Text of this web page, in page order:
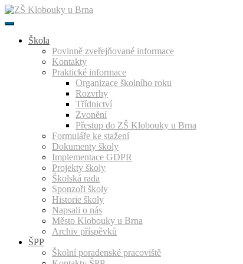
Přeskočit
k
Škola
Povinně zveřejňované informace
Kontakty
Praktické informace
Organizace školního roku
Rozvrhy
Třídnictví
Zvonění
Přestup do ZŠ Klobouky u Brna
Formuláře ke stažení
Dokumenty školy
Implementace GDPR
Projekty školy
Školská rada
Sponzoři školy
Historie školy
Napsali o nás
Město Klobouky u Brna
Archiv příspěvků
ŠPP
Školní poradenské pracoviště